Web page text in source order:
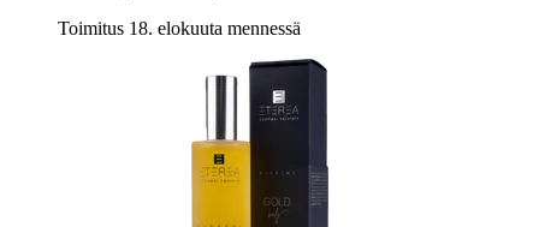
Toimitus 18. elokuuta mennessä